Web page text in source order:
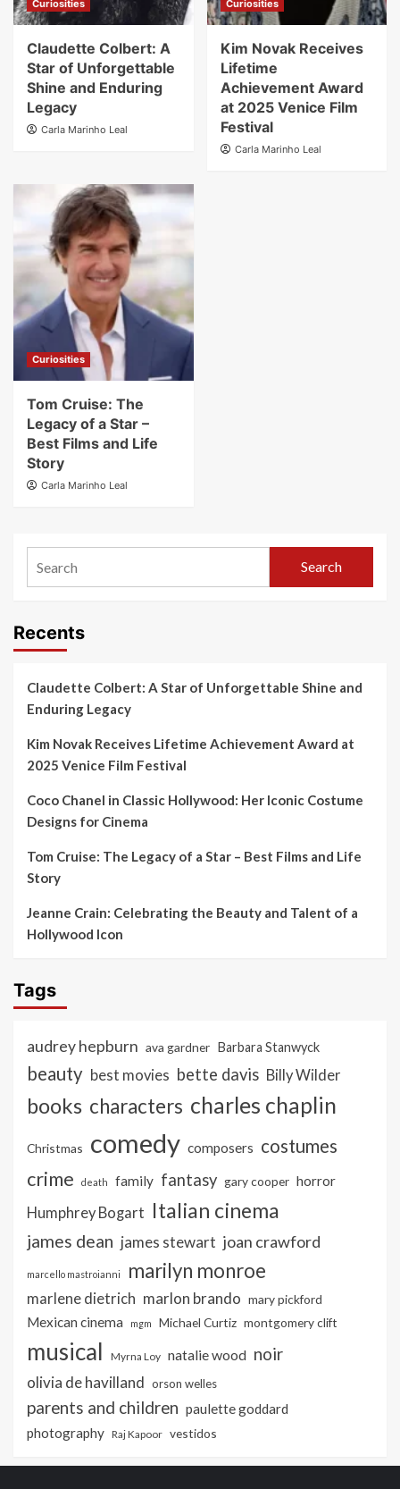
Curiosities
Claudette Colbert: A
Star of Unforgettable
Shine and Enduring
Legacy
Carla Marinho Leal
Curiosities
Kim Novak Receives
Lifetime
Achievement Award
at 2025 Venice Film
Festival
Carla Marinho Leal
Curiosities
Tom Cruise: The
Legacy of a Star –
Best Films and Life
Story
Carla Marinho Leal
Search
Recents
Claudette Colbert: A Star of Unforgettable Shine and
Enduring Legacy
Kim Novak Receives Lifetime Achievement Award at
2025 Venice Film Festival
Coco Chanel in Classic Hollywood: Her Iconic Costume
Designs for Cinema
Tom Cruise: The Legacy of a Star – Best Films and Life
Story
Jeanne Crain: Celebrating the Beauty and Talent of a
Hollywood Icon
Tags
audrey hepburn ava gardner Barbara Stanwyck
beauty best movies bette davis Billy Wilder
books characters charles chaplin
Christmas comedy composers costumes
crime death family fantasy gary cooper horror
Humphrey Bogart Italian cinema
james dean james stewart joan crawford
marcello mastroianni marilyn monroe
marlene dietrich marlon brando mary pickford
Mexican cinema mgm Michael Curtiz montgomery clift
musical Myrna Loy natalie wood noir
olivia de havilland orson welles
parents and children paulette goddard
photography Raj Kapoor vestidos